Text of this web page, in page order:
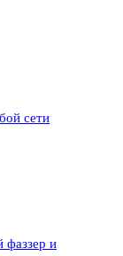
сети
фаззер и